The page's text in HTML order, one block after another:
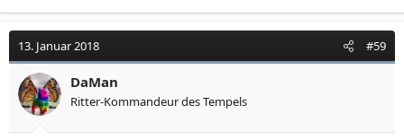
13. Januar 2018 #59
DaMan
Ritter-Kommandeur des Tempels